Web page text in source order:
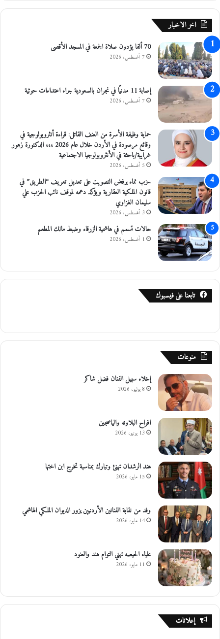
ف
ي
ع
م
ا
ن
ظ
ي
ي
ل
و
ز
ا
ر
ة
ا
ل
ز
ر
ع
ة
اخر الاخبار
70 ألفا يؤدون صلاة الجمعة في المسجد الأقصى
7 أغسطس، 2026
إصابة 11 مدنيًا في نجران بالسعودية جراء اعتداءات حوثية
7 أغسطس، 2026
حماية وظيفة الأسرة من العنف القاتل: قراءة أنثروبولوجية في
وقائع مرصودة في الأردن خلال عام 2026 ،،، الدكتورة زهور
غرايبة/باحثة في الأنثروبولوجيا الاجتماعية
5 أغسطس، 2026
حزب نماء يرفض التصويت على تعديل تعريف “الطريق” في
قانون الملكية العقارية ويؤكد دعمه لموقف نائب الحزب علي
سليمان الغزاوي
3 أغسطس، 2026
حالات تسمم في هاشمية الزرقاء وضبط مالك المطعم
1 أغسطس، 2026
تابعنا على فيسبوك
منوعات
إخلاء سبيل الفنان فضل شاكر
8 يوليو، 2026
افراح البلاونه والياصجين
13 يونيو، 2026
هند الرشدان تهنئ وتبارك بمناسبة تخرج ابن اختها
15 مايو، 2026
وفد من نقابة الفنانين الأردنيين يزور الديوان الملكي الهاشمي
14 مايو، 2026
علياء الحيصه تهني التوام هند والعنود
11 مايو، 2026
إعلانات